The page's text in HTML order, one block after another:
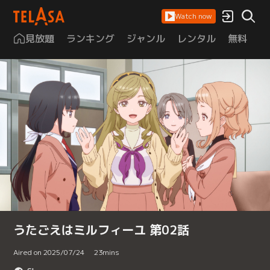
Watch now
見放題 ランキング ジャンル レンタル 無料
うたごえはミルフィーユ 第02話
Aired on 2025/07/24 23mins